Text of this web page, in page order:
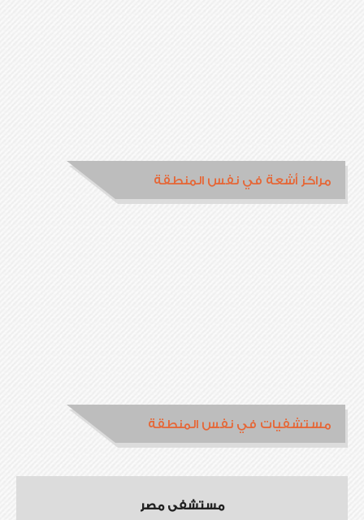
مراكز أشعة في نفس المنطقة
مستشفيات في نفس المنطقة
مستشفى مصر